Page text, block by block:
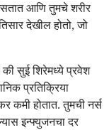
आणि तुमचे शरीर
देखील होतो, जो
की सुई शिरेमध्ये प्रवेश
प्रतिक्रिया
कमी होतात. तुमची नर्स
इन्फ्युजनचा दर